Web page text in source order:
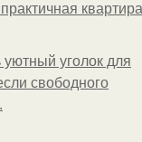
квартира
уютный уголок для
свободного